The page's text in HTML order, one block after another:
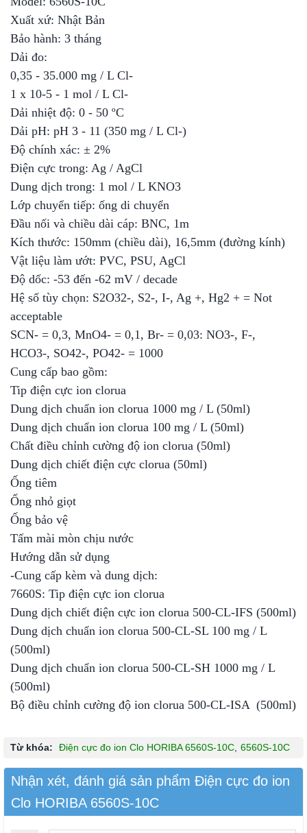
Xuất xứ: Nhật Bản
Bảo hành: 3 tháng
Dải đo:
0,35 - 35.000 mg / L Cl-
1 x 10-5 - 1 mol / L Cl-
Dải nhiệt độ: 0 - 50 ºC
Dải pH: pH 3 - 11 (350 mg / L Cl-)
Độ chính xác: ± 2%
Điện cực trong: Ag / AgCl
Dung dịch trong: 1 mol / L KNO3
Lớp chuyển tiếp: ống di chuyển
Đầu nối và chiều dài cáp: BNC, 1m
Kích thước: 150mm (chiều dài), 16,5mm (đường kính)
Vật liệu làm ướt: PVC, PSU, AgCl
Độ dốc: -53 đến -62 mV / decade
Hệ số tùy chọn: S2O32-, S2-, I-, Ag +, Hg2 + = Not
acceptable
SCN- = 0,3, MnO4- = 0,1, Br- = 0,03: NO3-, F-,
HCO3-, SO42-, PO42- = 1000
Cung cấp bao gồm:
Tip điện cực ion clorua
Dung dịch chuẩn ion clorua 1000 mg / L (50ml)
Dung dịch chuẩn ion clorua 100 mg / L (50ml)
Chất điều chỉnh cường độ ion clorua (50ml)
Dung dịch chiết điện cực clorua (50ml)
Ống tiêm
Ống nhỏ giọt
Ống bảo vệ
Tấm mài mòn chịu nước
Hướng dẫn sử dụng
-Cung cấp kèm và dung dịch:
7660S: Tip điện cực ion clorua
Dung dịch chiết điện cực ion clorua 500-CL-IFS (500ml)
Dung dịch chuẩn ion clorua 500-CL-SL 100 mg / L
(500ml)
Dung dịch chuẩn ion clorua 500-CL-SH 1000 mg / L
(500ml)
Bộ điều chỉnh cường độ ion clorua 500-CL-ISA (500ml)
Từ khóa: Điện cực đo ion Clo HORIBA 6560S-10C, 6560S-10C
Nhận xét, đánh giá sản phẩm Điện cực đo ion
Clo HORIBA 6560S-10C